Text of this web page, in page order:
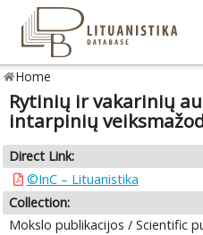
Home
Rytinių ir vakarinių
intarpinių
Direct Link:
©InC – Lituanistika
Collection:
Mokslo publikacijos / Scientific